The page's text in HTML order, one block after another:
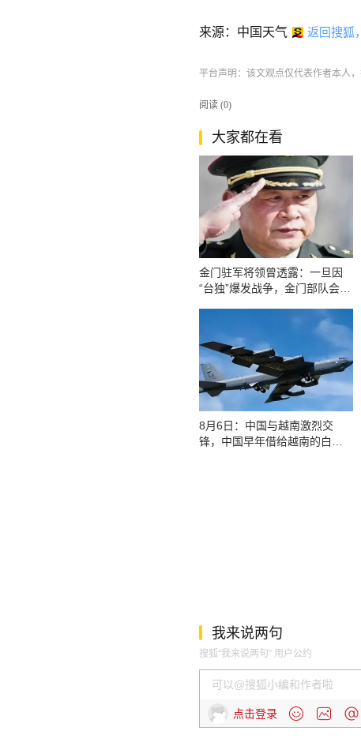
来源：中国天气 返回搜狐
平台声明：该文观点仅代表作者本人
阅读 (0)
大家都在看
金门驻军将领曾透露：一旦因
“台独”爆发战争，金门部队会躲
8月6日：中国与越南激烈交
锋，中国早年借给越南的白龙
我来说两句
搜狐“我来说两句” 用户公约
点击登录